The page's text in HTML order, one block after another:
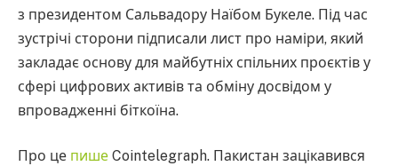
з президентом Сальвадору Наїбом Букеле. Під час
зустрічі сторони підписали лист про наміри, який
закладає основу для майбутніх спільних проєктів у
сфері цифрових активів та обміну досвідом у
впровадженні біткоїна.
Про це пише Cointelegraph. Пакистан зацікавився